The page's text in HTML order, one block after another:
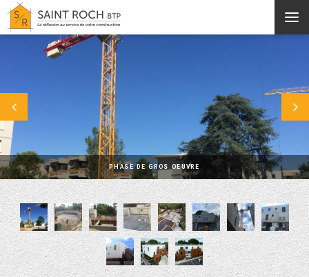
Aller au contenu principal
PHASE DE GROS OEUVRE